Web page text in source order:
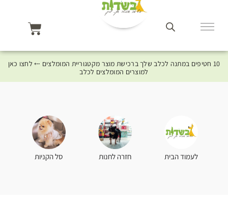
10 חטיפים במתנה לכלב שלך ברכישת מוצר מקטגוריית המומלצים ⤎ לחצו כאן
למוצרים המומלצים לכלב
לעמוד הבית חזרה לחנות סל הקניות